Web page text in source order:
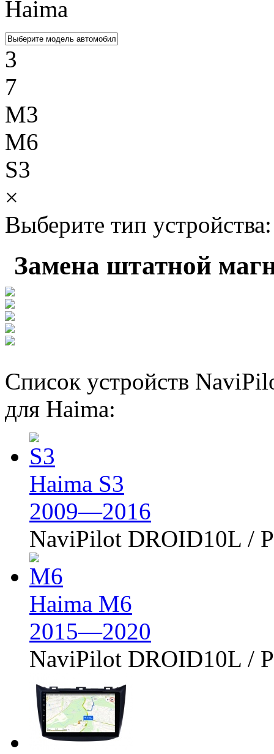
Haima
3
7
M3
M6
S3
×
Выберите тип устройства:
Замена штатной
Список устройств
для Haima:
Haima S3
2009—2016
NaviPilot DROID10L /
Haima M6
2015—2020
NaviPilot DROID10L /